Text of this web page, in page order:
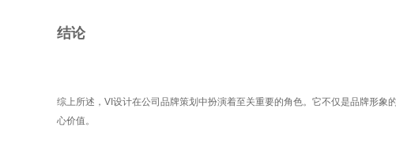
结论
综上所述，VI设计在公司品牌策划中扮演着至关重要的角色。它不仅是品牌形
心价值。